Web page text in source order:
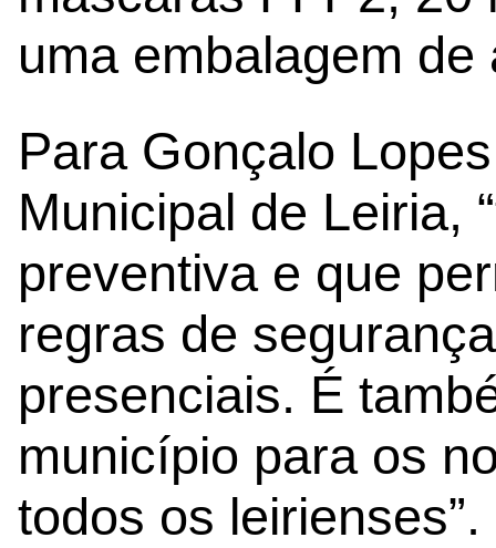
uma embalagem
Para Gonçalo
Municipal de Leiria,
preventiva e que
regras de
presenciais. É
município para os
todos os leirienses”.